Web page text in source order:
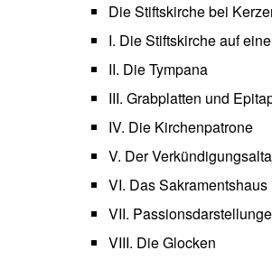
Die Stiftskirche bei
I. Die Stiftskirche auf
II. Die Tympana
III. Grabplatten und
IV. Die Kirchenpatrone
V. Der
VI. Das Sakramentshaus
VII.
VIII. Die Glocken